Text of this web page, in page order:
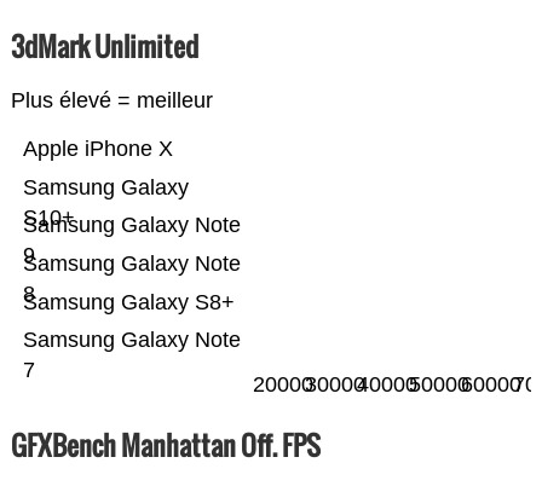
3dMark Unlimited
Plus élevé = meilleur
Samsung Galaxy Note
7
Samsung Galaxy S8+
Samsung Galaxy Note
8
Samsung Galaxy Note
9
Samsung Galaxy
S10+
Apple iPhone X
2000030000400005000060000
GFXBench Manhattan Off. FPS